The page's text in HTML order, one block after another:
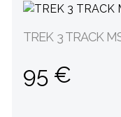
TREK 3 TRACK
95 €